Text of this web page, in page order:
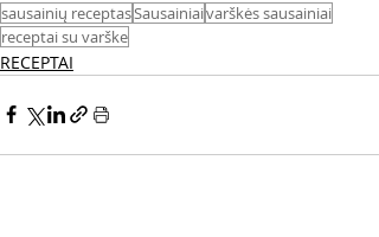
sausainių receptasSausainiaivarškės sausainiai
receptai su varške
RECEPTAI